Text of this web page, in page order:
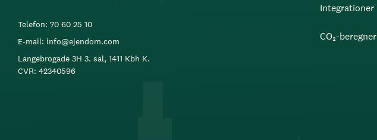
Telefon: 70 60 25 10
E-mail: info@ejendom.com
Langebrogade 3H 3. sal, 1411 Kbh K.
CVR: 42340596
Integrationer
CO₂-beregner